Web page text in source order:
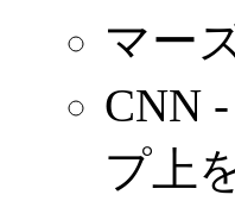
マー
CNN
プ上